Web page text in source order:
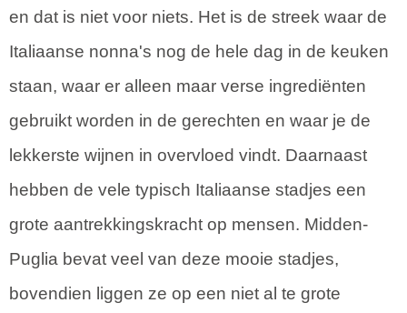
en dat is niet voor niets. Het is de streek waar de
Italiaanse nonna's nog de hele dag in de keuken
staan, waar er alleen maar verse ingrediënten
gebruikt worden in de gerechten en waar je de
lekkerste wijnen in overvloed vindt. Daarnaast
hebben de vele typisch Italiaanse stadjes een
grote aantrekkingskracht op mensen. Midden-
Puglia bevat veel van deze mooie stadjes,
bovendien liggen ze op een niet al te grote